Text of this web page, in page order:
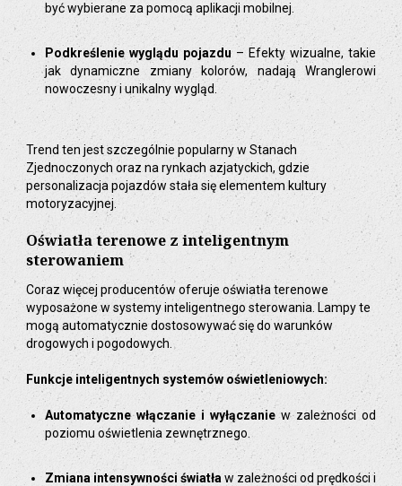
być wybierane za pomocą aplikacji mobilnej.
Podkreślenie wyglądu pojazdu– Efekty wizualne, takie
jak dynamiczne zmiany kolorów, nadają Wranglerowi
nowoczesny i unikalny wygląd.
Trend ten jest szczególnie popularny w Stanach
Zjednoczonych oraz na rynkach azjatyckich, gdzie
personalizacja pojazdów stała się elementem kultury
motoryzacyjnej.
Oświatła terenowe z inteligentnym
sterowaniem
Coraz więcej producentów oferuje oświatła terenowe
wyposażone w systemy inteligentnego sterowania. Lampy te
mogą automatycznie dostosowywać się do warunków
drogowych i pogodowych.
Funkcje inteligentnych systemów oświetleniowych:
Automatyczne włączanie i wyłączanie w zależności od
poziomu oświetlenia zewnętrznego.
Zmiana intensywności światław zależności od prędkości i